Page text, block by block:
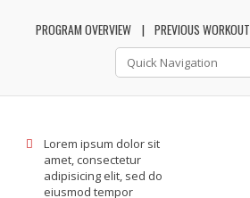
PROGRAM OVERVIEW PREVIOUS WORKOUT
Lorem ipsum dolor sit
amet, consectetur
adipisicing elit, sed do
eiusmod tempor